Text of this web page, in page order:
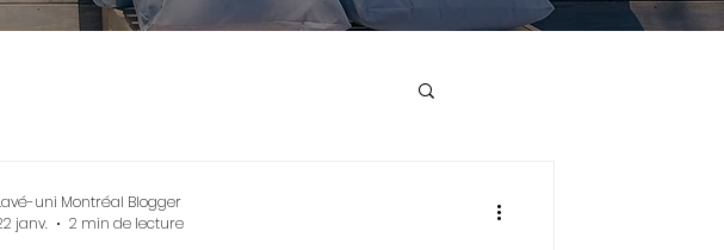
uni Montréal Blogger
janv.
2 min de lecture